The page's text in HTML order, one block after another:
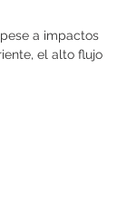
a impactos
el alto flujo